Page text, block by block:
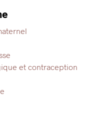
et contraception